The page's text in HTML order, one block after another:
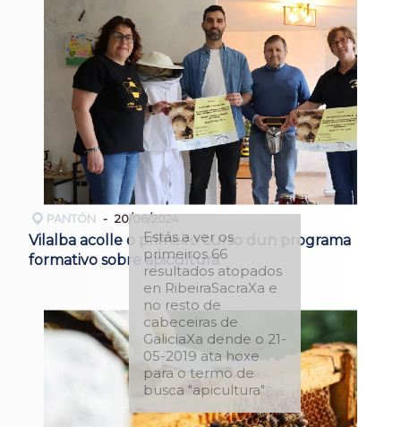
PANTÓN 20/06/2024
Vilalba acolle o primeiro curso dun programa
formativo sobre apicultura
Estás a ver os
primeiros 66
resultados atopados
en RibeiraSacraXa e
no resto de
cabeceiras de
GaliciaXa dende o 21-
05-2019 ata hoxe
para o termo de
busca "apicultura"